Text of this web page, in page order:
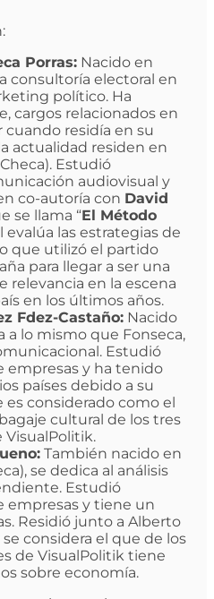
Porras:Nacido en
consultoría electoral en
político. Ha
cargos relacionados en
cuando residía en su
actualidad residen en
Estudió
audiovisual y
co-autoría con David
se llama “El Método
evalúa las estrategias de
que utilizó el partido
para llegar a ser una
relevancia en la escena
en los últimos años.
Fdez-Castaño:Nacido
a lo mismo que Fonseca,
Estudió
empresas y ha tenido
países debido a su
es considerado como el
cultural de los tres
VisualPolitik.
También nacido en
se dedica al análisis
Estudió
empresas y tiene un
Residió junto a Alberto
se considera el que de los
de VisualPolitik tiene
sobre economía.